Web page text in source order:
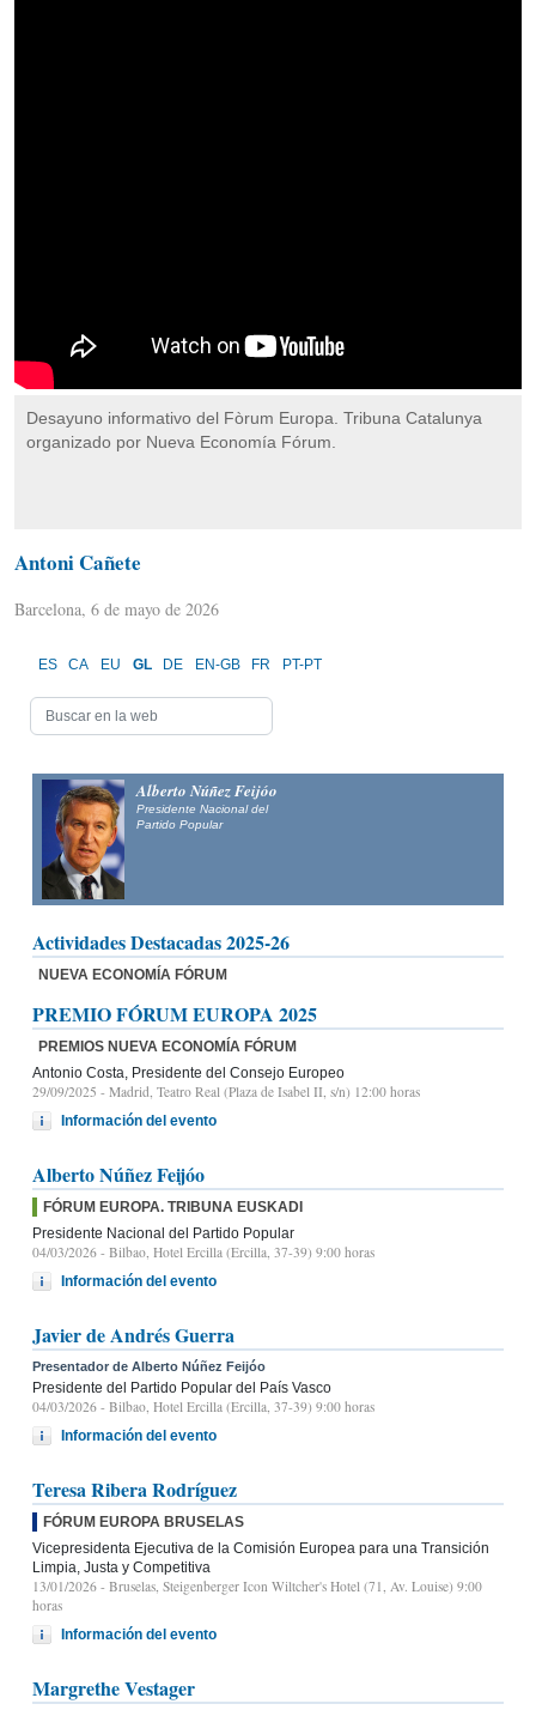
Desayuno informativo del Fòrum Europa. Tribuna Catalunya
organizado por Nueva Economía Fórum.
Antoni Cañete
Barcelona, 6 de mayo de 2026
ES CA EU GL DE EN-GB FR PT-PT
Alberto Núñez Feijóo
Presidente Nacional del
Partido Popular
Actividades Destacadas 2025-26
NUEVA ECONOMÍA FÓRUM
PREMIO FÓRUM EUROPA 2025
PREMIOS NUEVA ECONOMÍA FÓRUM
Antonio Costa, Presidente del Consejo Europeo
29/09/2025 - Madrid, Teatro Real (Plaza de Isabel II, s/n) 12:00 horas
Información del evento
Alberto Núñez Feijóo
FÓRUM EUROPA. TRIBUNA EUSKADI
Presidente Nacional del Partido Popular
04/03/2026 - Bilbao, Hotel Ercilla (Ercilla, 37-39) 9:00 horas
Información del evento
Javier de Andrés Guerra
Presentador de Alberto Núñez Feijóo
Presidente del Partido Popular del País Vasco
04/03/2026 - Bilbao, Hotel Ercilla (Ercilla, 37-39) 9:00 horas
Información del evento
Teresa Ribera Rodríguez
FÓRUM EUROPA BRUSELAS
Vicepresidenta Ejecutiva de la Comisión Europea para una Transición
Limpia, Justa y Competitiva
13/01/2026 - Bruselas, Steigenberger Icon Wiltcher's Hotel (71, Av. Louise) 9:00
horas
Información del evento
Margrethe Vestager